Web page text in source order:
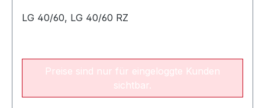
LG 40/60, LG 40/60 RZ
Preise sind nur für eingeloggte Kunden
sichtbar.